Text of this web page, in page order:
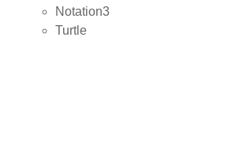
Notation3
Turtle